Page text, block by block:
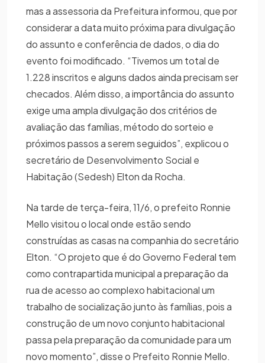
mas a assessoria da Prefeitura informou, que por
considerar a data muito próxima para divulgação
do assunto e conferência de dados, o dia do
evento foi modificado. “Tivemos um total de
1.228 inscritos e alguns dados ainda precisam ser
checados. Além disso, a importância do assunto
exige uma ampla divulgação dos critérios de
avaliação das famílias, método do sorteio e
próximos passos a serem seguidos”, explicou o
secretário de Desenvolvimento Social e
Habitação (Sedesh) Elton da Rocha.
Na tarde de terça-feira, 11/6, o prefeito Ronnie
Mello visitou o local onde estão sendo
construídas as casas na companhia do secretário
Elton. “O projeto que é do Governo Federal tem
como contrapartida municipal a preparação da
rua de acesso ao complexo habitacional um
trabalho de socialização junto às famílias, pois a
construção de um novo conjunto habitacional
passa pela preparação da comunidade para um
novo momento”, disse o Prefeito Ronnie Mello.